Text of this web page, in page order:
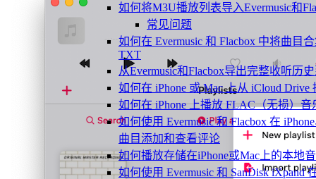
如何将M3U播放列表导入Evermusic和
常见问题
如何在 Evermusic 和 Flacbox 中将曲目
TXT
从Evermusic和Flacbox导出完整收听历
如何在 iPhone 或 Mac 上从 iCloud Drive
如何在 iPhone 上播放 FLAC（无损）音
如何使用 Evermusic 和 Flacbox 在
曲目添加和查看评论
如何播放存储在iPhone或Mac上的本地
如何使用 Evermusic 和 SanDisk iXpand